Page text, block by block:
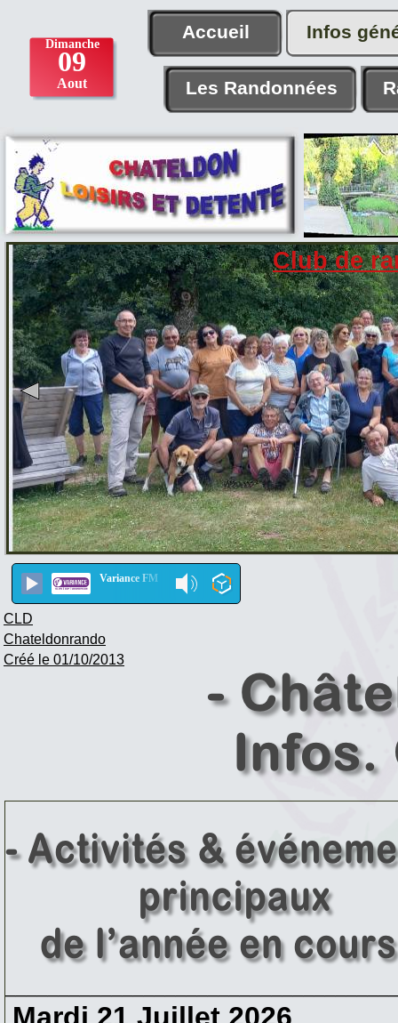
Club de
Variance FM
CLD
Chateldonrando
Créé le 01/10/2013
Accueil Infos
Les Randonnées